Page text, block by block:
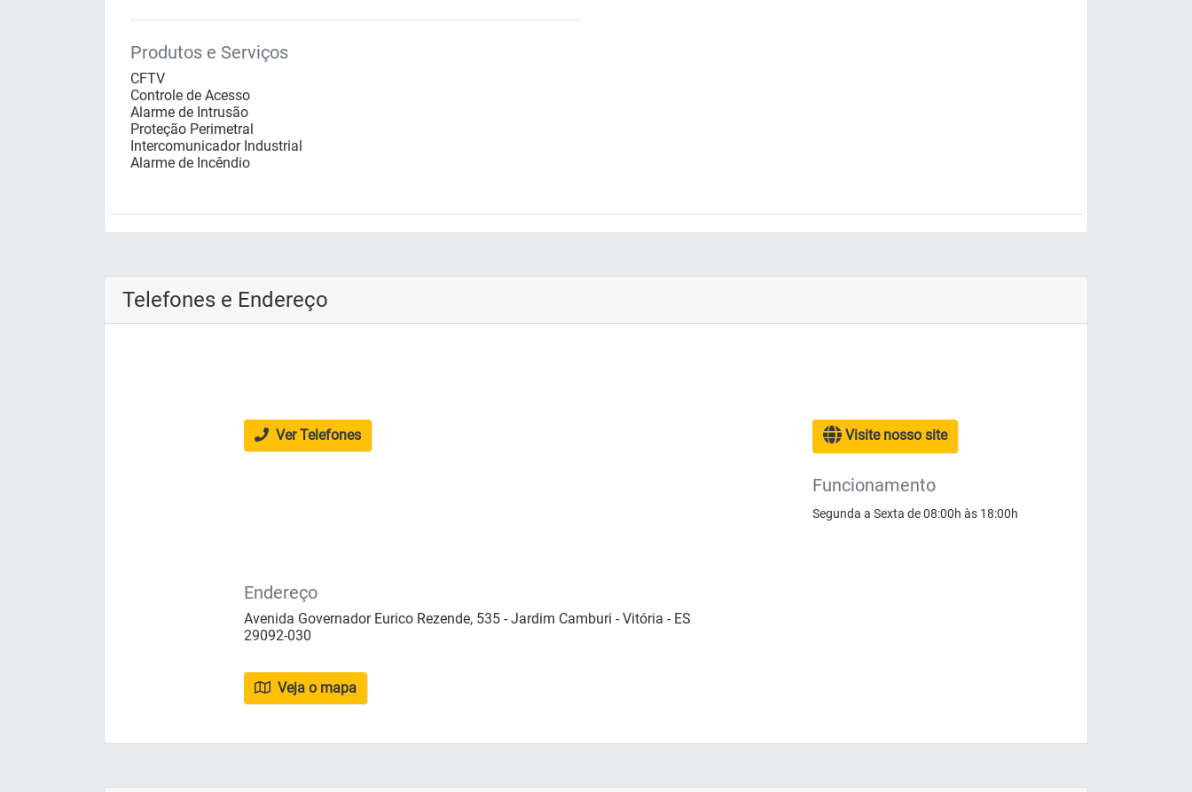
Produtos e Serviços
CFTV
Controle de Acesso
Alarme de Intrusão
Proteção Perimetral
Intercomunicador Industrial
Alarme de Incêndio
Telefones e Endereço
Ver Telefones Visite nosso site
Funcionamento
Segunda a Sexta de 08:00h às 18:00h
Endereço
Avenida Governador Eurico Rezende, 535 - Jardim Camburi - Vitória - ES
29092-030
Veja o mapa